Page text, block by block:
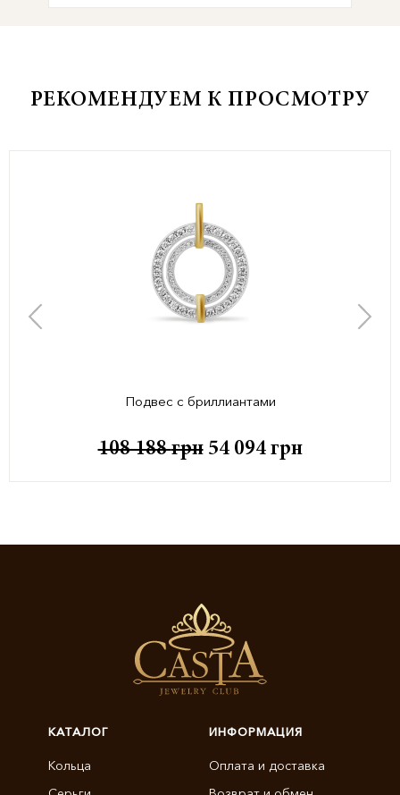
РЕКОМЕНДУЕМ К ПРОСМОТРУ
Подвес с бриллиантами
108 188грн 54 094 грн
КАТАЛОГ
Кольца
ИНФОРМАЦИЯ
Оплата и доставка